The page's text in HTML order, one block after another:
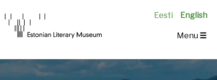
Eesti English
Main
EN
Menu ☰